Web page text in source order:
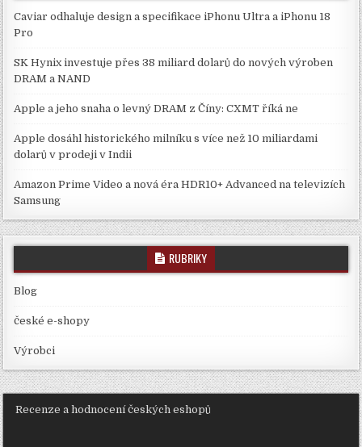
Caviar odhaluje design a specifikace iPhonu Ultra a iPhonu 18
Pro
SK Hynix investuje přes 38 miliard dolarů do nových výroben
DRAM a NAND
Apple a jeho snaha o levný DRAM z Číny: CXMT říká ne
Apple dosáhl historického milníku s více než 10 miliardami
dolarů v prodeji v Indii
Amazon Prime Video a nová éra HDR10+ Advanced na televizích
Samsung
RUBRIKY
Blog
české e-shopy
Výrobci
Recenze a hodnocení českých eshopů